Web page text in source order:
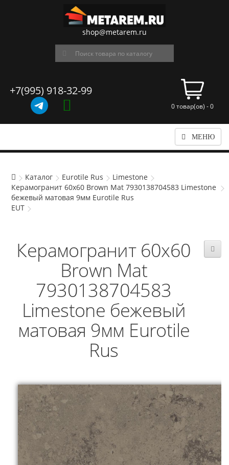
shop@metarem.ru
+7(995) 918-32-99
0 товар(ов) - 0
МЕНЮ
Каталог Eurotile Rus
Limestone
Керамогранит 60x60 Brown Mat 7930138704583 Limestone
бежевый матовая 9мм Eurotile Rus
EUT
Керамогранит 60x60
Brown Mat
7930138704583
Limestone бежевый
матовая 9мм Eurotile
Rus